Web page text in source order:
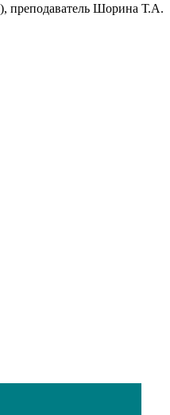
преподаватель Шорина Т.А.